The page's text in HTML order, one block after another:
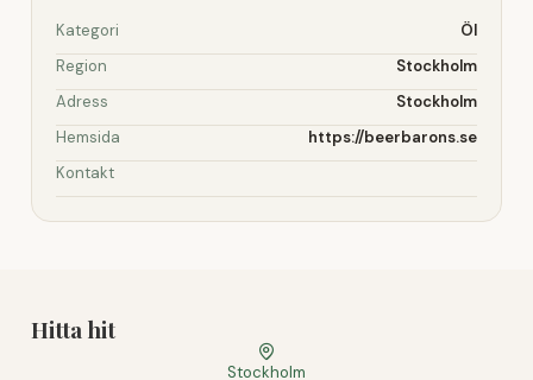
Kategori
Öl
Region
Stockholm
Adress
Stockholm
Hemsida
https://beerbarons.se
Kontakt
Hitta hit
Stockholm